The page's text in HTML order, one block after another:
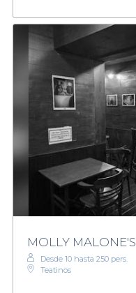
MOLLY MALONE'S
Desde 10 hasta 250 pers.
Teatinos